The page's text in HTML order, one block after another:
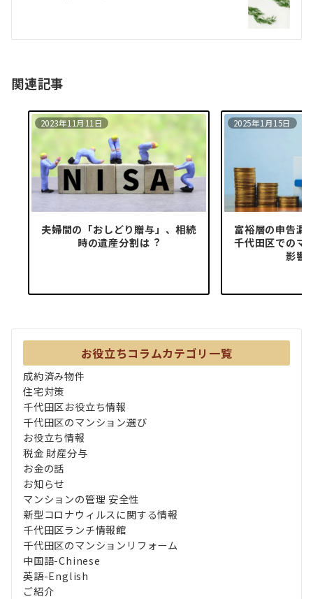
シ
ン
関連記事
2023年11月11日
夫婦間の「おしどり贈与」、相続
時の遺産分割は︖
2025年1月15日
富裕層の申告漏
千代田区でのマ
影響
お役立ちコラムカテゴリ一覧
成約済み物件
住宅対策
千代田区お役立ち情報
千代田区のマンション選び
お役立ち情報
税金 財産分与
お金の話
お知らせ
マンションの管理 安全性
新型コロナウィルスに関する情報
千代田区ランチ情報館
千代田区のマンションリフォーム
中国語-Chinese
英語-English
ご紹介